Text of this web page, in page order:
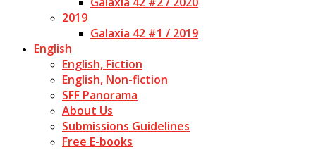
2019
Galaxia 42 #1 / 2019
English
English, Fiction
English, Non-fiction
SFF Panorama
About Us
Submissions Guidelines
Free E-books